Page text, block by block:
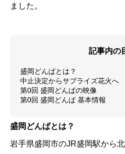
ました。
記事内の
盛岡どんぱとは？
中止決定からサプライズ花火へ
第0回 盛岡どんぱの映像
第0回 盛岡どんぱ 基本情報
盛岡どんぱとは？
岩手県盛岡市のJR盛岡駅から